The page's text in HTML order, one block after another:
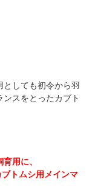
しても初令から羽
スをとったカブト
育用に、
トムシ用メインマ